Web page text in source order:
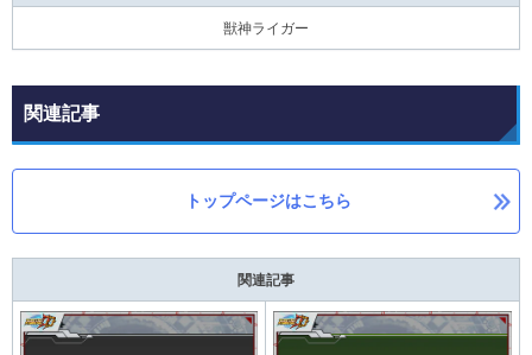
獣神ライガー
関連記事
トップページはこちら
関連記事